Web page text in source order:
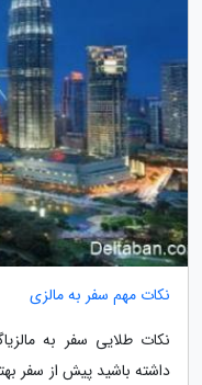
نکات مهم سفر به مالزی
نکات طلایی سفر به
داشته باشید پیش از سفر